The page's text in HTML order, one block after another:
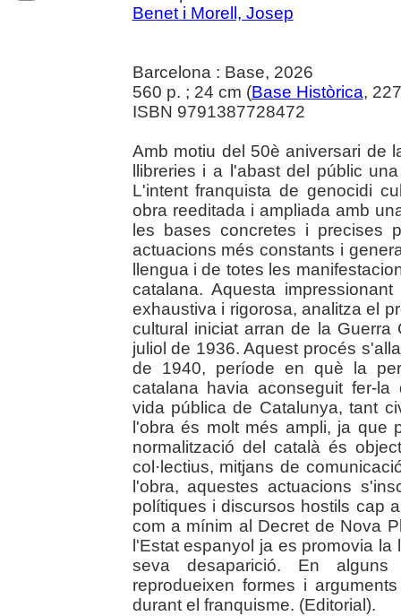
Benet i Morell, Josep
Barcelona : Base, 2026
560 p. ; 24 cm (Base Històrica,
ISBN 9791387728472
Amb motiu del 50è aniversari de
llibreries i a l'abast del públic
L'intent franquista de genocidi
obra reeditada i ampliada amb
les bases concretes i precises
actuacions més constants i
llengua i de totes les
catalana. Aquesta
exhaustiva i rigorosa, analitza el
cultural iniciat arran de la
juliol de 1936. Aquest procés
de 1940, període en què la
catalana havia aconseguit fer-
vida pública de Catalunya, tant
l'obra és molt més ampli, ja que
normalització del català és
col·lectius, mitjans de
l'obra, aquestes actuacions
polítiques i discursos hostils cap
com a mínim al Decret de Nova
l'Estat espanyol ja es promovia
seva desaparició. En
reprodueixen formes i
durant el franquisme. (Editorial).